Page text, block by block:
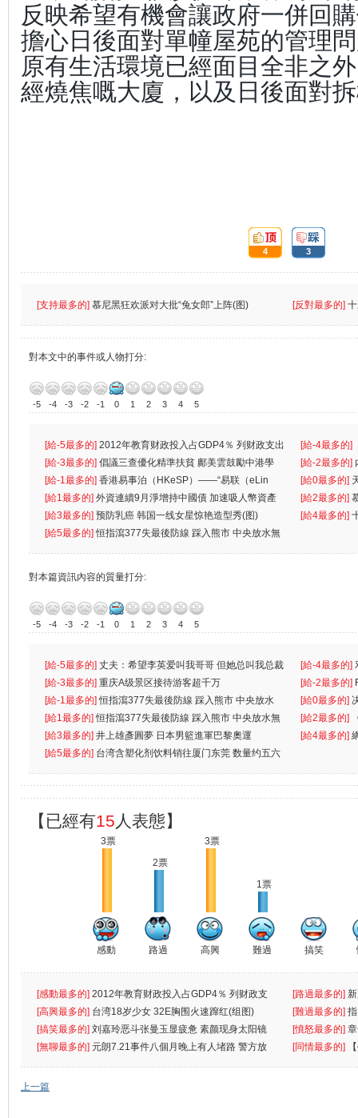
反映希望有機會讓政府一併回
擔心日後面對單幢屋苑的管理
原有生活環境已經面目全非之
經燒焦嘅大廈，以及日後面對
頂:
4
踩:
3
[支持最多的] 慕尼黑狂欢派对大批“兔女郎”上阵(图) [反對最多的]
對本文中的事件或人物打分:
-5 -4 -3 -2 -1 0 1 2 3 4 5
[給-5最多的] 2012年教育财政投入占GDP4％ 列财政支出
首位
[給-4最多的]
一
[給-3最多的] 倡議三查優化精準扶貧 鄺美雲鼓勵中港學
生
[給-2最多的]
人
[給-1最多的] 香港易事泊（HKeSP）——“易联（eLin
k）”项目
[給0最多的]
[給1最多的] 外資連續9月淨增持中國債 加速吸人幣資產 [給2最多的]
[給3最多的] 预防乳癌 韩国一线女星惊艳造型秀(图) [給4最多的]
[給5最多的]恒指瀉377失最後防線 踩入熊市 中央放水無
對本篇資訊內容的質量打分:
-5 -4 -3 -2 -1 0 1 2 3 4 5
[給-5最多的] 丈夫：希望李英爱叫我哥哥 但她总叫我总裁
先
[給-4最多的]
离
[給-3最多的] 重庆A级景区接待游客超千万 [給-2最多的]
[給-1最多的]恒指瀉377失最後防線 踩入熊市 中央放水
無
[給0最多的]
[給1最多的]恒指瀉377失最後防線 踩入熊市 中央放水無 [給2最多的]
[給3最多的] 井上雄彥圓夢 日本男籃進軍巴黎奧運 [給4最多的]
[給5最多的] 台湾含塑化剂饮料销往厦门东莞 数量约五六
【已經有15 人表態】
3票
感動
2票
路過
3票
高興
1票
難過 搞笑
[感動最多的] 2012年教育财政投入占GDP4％ 列财政支
出首位
[路過最多的]
[高興最多的] 台湾18岁少女 32E胸围火速蹿红(组图) [難過最多的]
罪
[搞笑最多的] 刘嘉玲恶斗张曼玉显疲惫 素颜现身太阳镜
遮
[憤怒最多的]
[無聊最多的] 元朗7.21事件八個月晚上有人堵路 警方放
[同情最多的]
上一篇